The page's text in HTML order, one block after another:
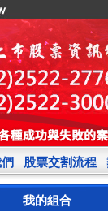
股票交割流程
我的組合